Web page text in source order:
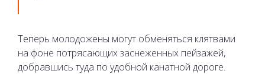
Теперь молодожены могут обменяться клятвами
на фоне потрясающих заснеженных пейзажей,
добравшись туда по удобной канатной дороге.